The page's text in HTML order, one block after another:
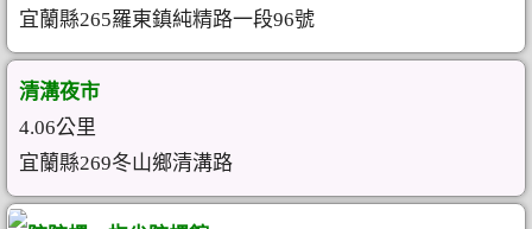
宜蘭縣265羅東鎮純精路一段96號
清溝夜市
4.06公里
宜蘭縣269冬山鄉清溝路